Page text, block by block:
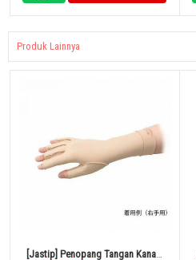
Produk Lainnya
[Jastip] Penopang Tangan Kanan